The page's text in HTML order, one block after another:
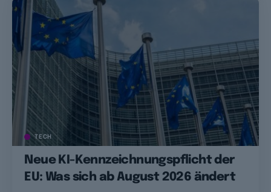
TECH
Neue KI-Kennzeichnungspflicht der
EU: Was sich ab August 2026 ändert